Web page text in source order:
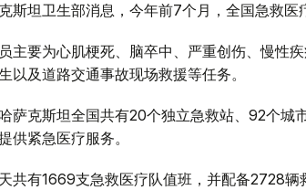
斯坦卫生部消息，今年前7个月，全国急救医
主要为心肌梗死、脑卒中、严重创伤、慢性
以及道路交通事故现场救援等任务。
萨克斯坦全国共有20个独立急救站、92个
供紧急医疗服务。
共有1669支急救医疗队值班，并配备2728